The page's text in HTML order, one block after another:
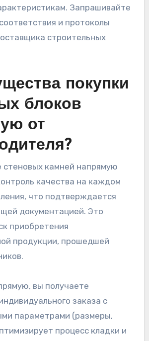
Запрашивайте
и протоколы
строительных
покупки
блоков
от
стеновых камней напрямую
качества на каждом
что подтверждается
документацией. Это
приобретения
продукции, прошедшей
вы получаете
заказа с
параметрами (размеры,
процесс кладки и